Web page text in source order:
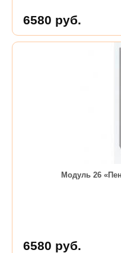
6580 руб.
Модуль 26
6580 руб.